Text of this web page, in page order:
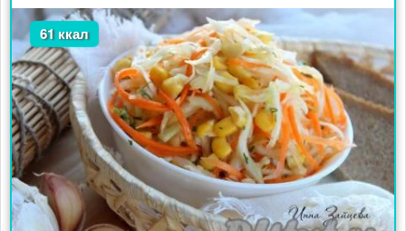
61 ккал